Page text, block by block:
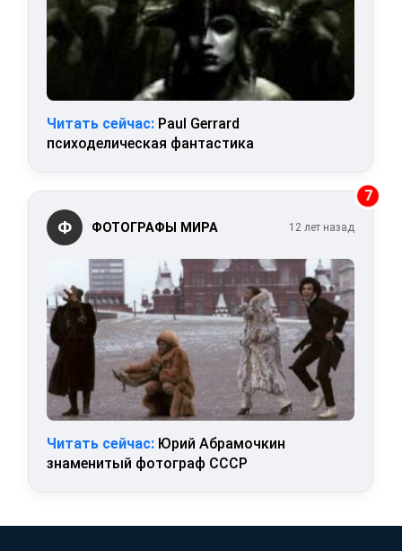
Читать сейчас: Paul Gerrard
психоделическая фантастика
7
Ф ФОТОГРАФЫ МИРА 12 лет назад
Читать сейчас: Юрий Абрамочкин
знаменитый фотограф СССР